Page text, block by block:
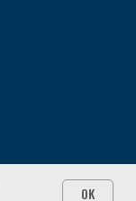
OK